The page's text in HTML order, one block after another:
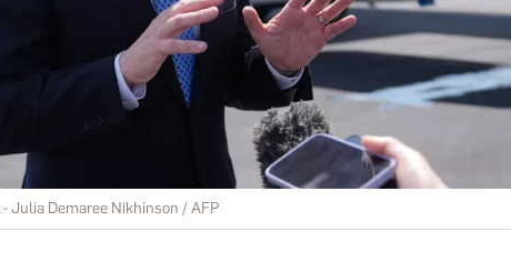
Julia Demaree Nikhinson / AFP